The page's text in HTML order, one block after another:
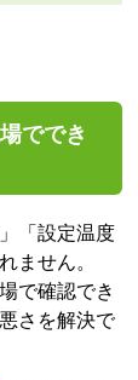
ででき
「設定温度
ません。
で確認でき
さを解決で